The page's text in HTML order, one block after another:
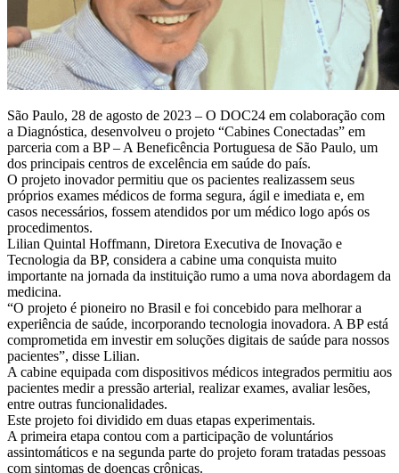
São Paulo, 28 de agosto de 2023 – O DOC24 em colaboração com
a Diagnóstica, desenvolveu o projeto “Cabines Conectadas” em
parceria com a BP – A Beneficência Portuguesa de São Paulo, um
dos principais centros de excelência em saúde do país.
O projeto inovador permitiu que os pacientes realizassem seus
próprios exames médicos de forma segura, ágil e imediata e, em
casos necessários, fossem atendidos por um médico logo após os
procedimentos.
Lilian Quintal Hoffmann, Diretora Executiva de Inovação e
Tecnologia da BP, considera a cabine uma conquista muito
importante na jornada da instituição rumo a uma nova abordagem da
medicina.
“O projeto é pioneiro no Brasil e foi concebido para melhorar a
experiência de saúde, incorporando tecnologia inovadora. A BP está
comprometida em investir em soluções digitais de saúde para nossos
pacientes”, disse Lilian.
A cabine equipada com dispositivos médicos integrados permitiu aos
pacientes medir a pressão arterial, realizar exames, avaliar lesões,
entre outras funcionalidades.
Este projeto foi dividido em duas etapas experimentais.
A primeira etapa contou com a participação de voluntários
assintomáticos e na segunda parte do projeto foram tratadas pessoas
com sintomas de doenças crônicas.